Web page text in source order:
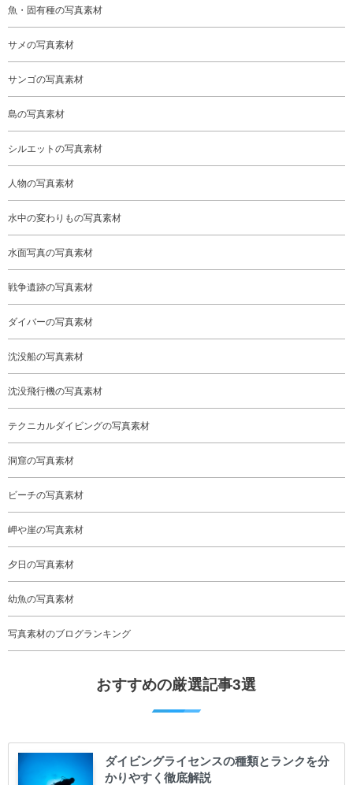
魚・固有種の写真素材
サメの写真素材
サンゴの写真素材
島の写真素材
シルエットの写真素材
人物の写真素材
水中の変わりもの写真素材
水面写真の写真素材
戦争遺跡の写真素材
ダイバーの写真素材
沈没船の写真素材
沈没飛行機の写真素材
テクニカルダイビングの写真素材
洞窟の写真素材
ビーチの写真素材
岬や崖の写真素材
夕日の写真素材
幼魚の写真素材
写真素材のブログランキング
おすすめの厳選記事3選
ダイビングライセンスの種類とランクを分
かりやすく徹底解説